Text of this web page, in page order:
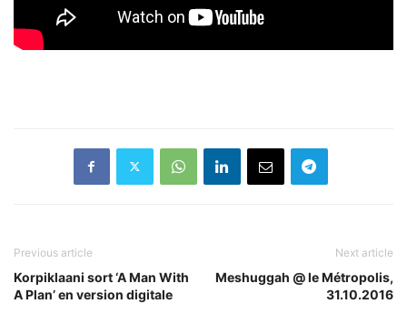
Previous article
Korpiklaani sort ‘A Man With
A Plan’ en version digitale
Next article
Meshuggah @ le Métropolis,
31.10.2016